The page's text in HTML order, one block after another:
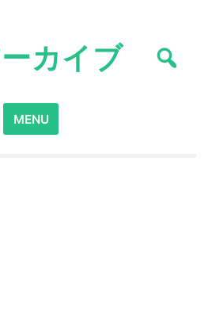
カイブ
Search
for:
MENU